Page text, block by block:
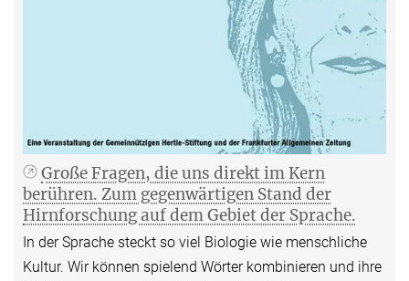
Große Fragen, die uns direkt im Kern
berühren. Zum gegenwärtigen Stand der
Hirnforschung auf dem Gebiet der Sprache.
In der Sprache steckt so viel Biologie wie menschliche
Kultur. Wir können spielend Wörter kombinieren und ihre